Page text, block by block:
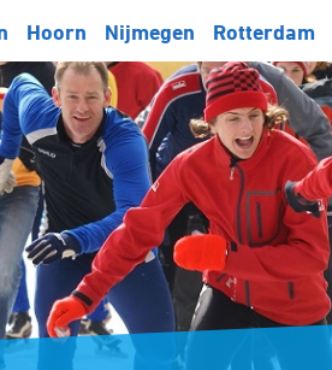
Hoorn Nijmegen Rotterdam